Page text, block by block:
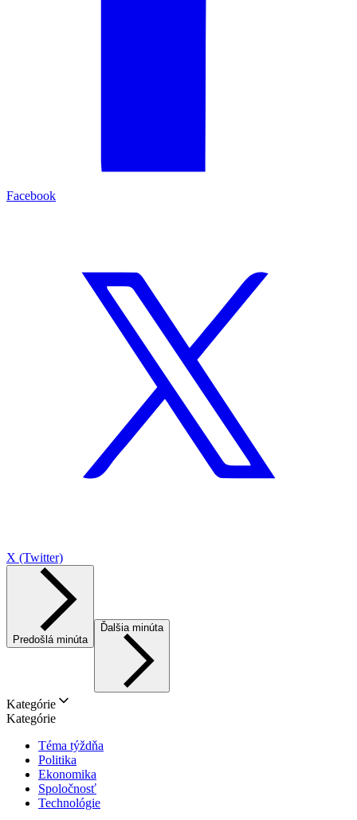
Facebook
X (Twitter)
Predošlá minúta
Ďalšia minúta
Kategórie
Kategórie
Téma týždňa
Politika
Ekonomika
Spoločnosť
Technológie